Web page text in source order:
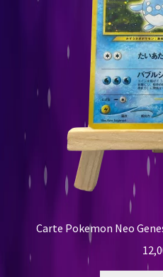
Carte Pokemon Neo